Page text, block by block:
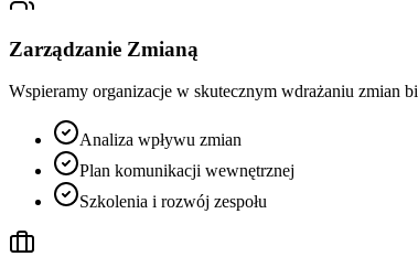
Zarządzanie Zmianą
Wspieramy organizacje w skutecznym wdrażaniu zmian
Analiza wpływu zmian
Plan komunikacji wewnętrznej
Szkolenia i rozwój zespołu